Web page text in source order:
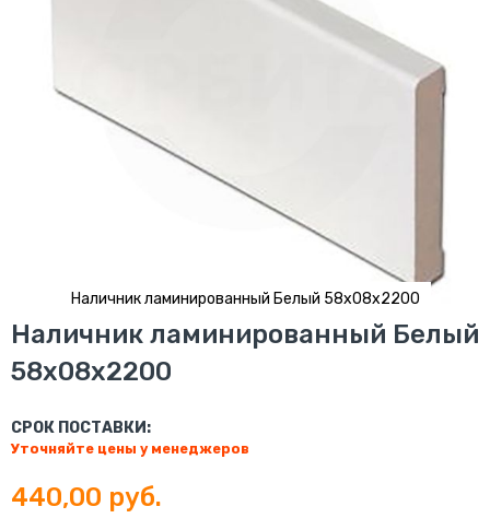
Наличник ламинированный Белый 58x08x2200
Перейти
к
началу
Наличник ламинированный Белый
58x08x2200
СРОК ПОСТАВКИ:
Уточняйте цены у менеджеров
440,00 руб.